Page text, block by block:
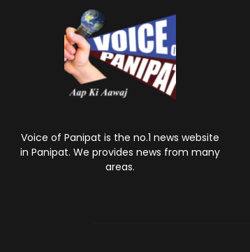
Voice of Panipat is the no.1 news website
in Panipat. We provides news from many
areas.